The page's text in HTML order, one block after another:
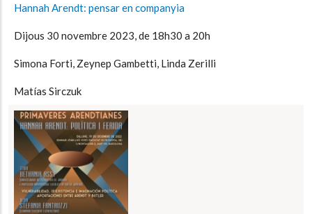
Hannah Arendt: pensar en companyia
Dijous 30 novembre 2023, de 18h30 a 20h
Simona Forti, Zeynep Gambetti, Linda Zerilli
Matías Sirczuk